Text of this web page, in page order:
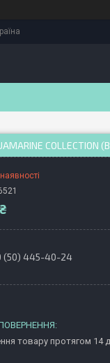
COLLECTION
(50) 445-40-24
товару протягом 14